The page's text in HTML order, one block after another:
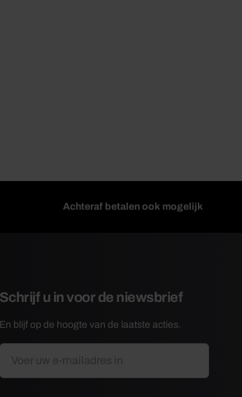
Achteraf betalen ook mogelijk
Schrijf u in voor de niewsbrief
En blijf op de hoogte van de laatste acties.
mailadres
*